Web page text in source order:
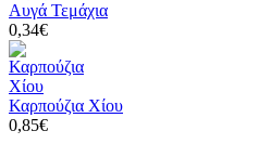
Αυγά Τεμάχια
0,34€
Καρπούζια Χίου
0,85€